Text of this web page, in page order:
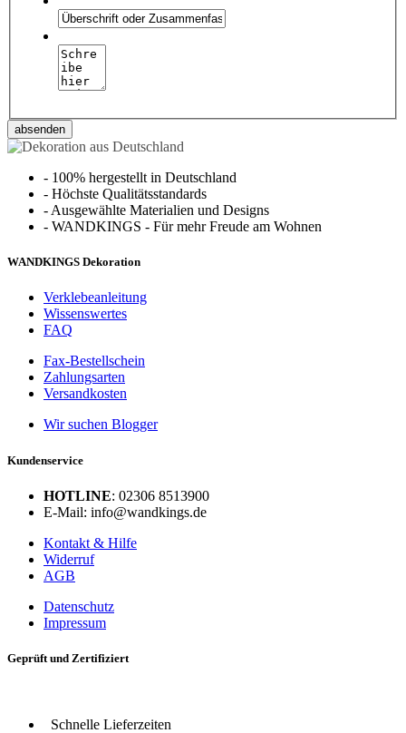
absenden
- 100% hergestellt in Deutschland
- Höchste Qualitätsstandards
- Ausgewählte Materialien und Designs
- WANDKINGS - Für mehr Freude am Wohnen
WANDKINGS Dekoration
Verklebeanleitung
Wissenswertes
FAQ
Fax-Bestellschein
Zahlungsarten
Versandkosten
Wir suchen Blogger
Kundenservice
HOTLINE: 02306 8513900
E-Mail: info@wandkings.de
Kontakt & Hilfe
Widerruf
AGB
Datenschutz
Impressum
Geprüft und Zertifiziert
Schnelle Lieferzeiten